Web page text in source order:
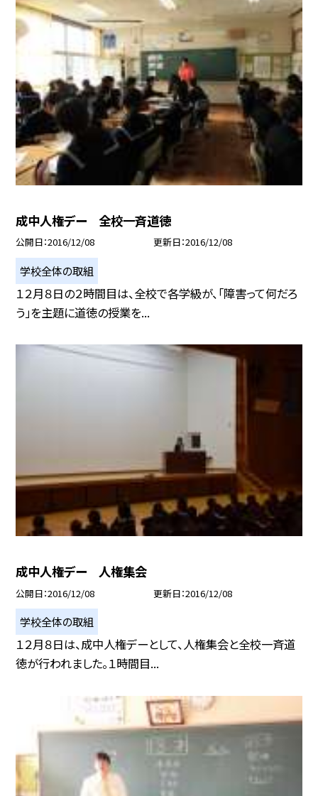
成中人権デー 全校一斉道徳
公開日 2016/12/08 更新日 2016/12/08
学校全体の取組
１２月８日の２時間目は、全校で各学級が、「障害って何だろ
う」を主題に道徳の授業を...
成中人権デー 人権集会
公開日 2016/12/08 更新日 2016/12/08
学校全体の取組
１２月８日は、成中人権デーとして、人権集会と全校一斉道
徳が行われました。１時間目...